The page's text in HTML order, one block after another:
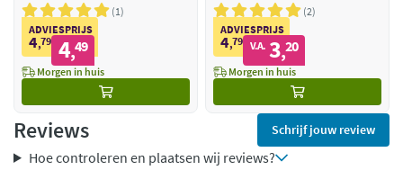
1
ADVIESPRIJS
4,79 4,49
Morgen in huis
2
ADVIESPRIJS
4,79 V.A. 3,20
Morgen in huis
Reviews Schrijf jouw review
Hoe controleren en plaatsen wij reviews?